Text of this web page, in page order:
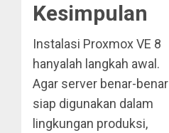
Kesimpulan
Instalasi Proxmox VE 8
hanyalah langkah awal.
Agar server benar-benar
siap digunakan dalam
lingkungan produksi,